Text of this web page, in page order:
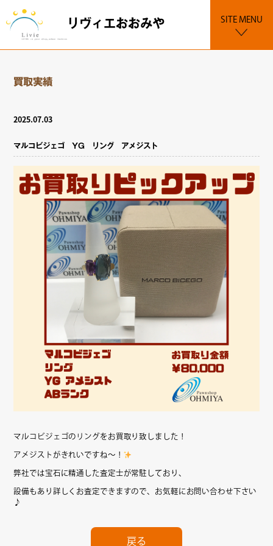
リヴィエおおみや SITE MENU
買取実績
2025.07.03
マルコビジェゴ YG リング アメジスト
マルコビジェゴのリングをお買取り致しました！
アメジストがきれいですね～！
弊社では宝石に精通した査定士が常駐しており、
設備もあり詳しくお査定できますので、お気軽にお問い合わせ下さい
♪
戻る